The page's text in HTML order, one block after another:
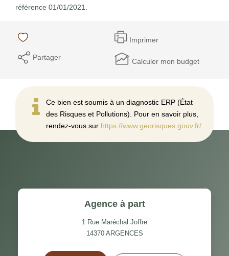
référence 01/01/2021.
Imprimer
Partager Calculer mon budget
Ce bien est soumis à un diagnostic ERP (État
des Risques et Pollutions). Pour en savoir plus,
rendez-vous sur https://www.georisques.gouv.fr/
Agence à part
1 Rue Maréchal Joffre
14370 ARGENCES